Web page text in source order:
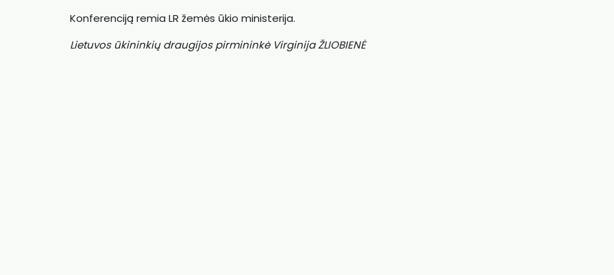
Konferenciją remia LR žemės ūkio ministerija.
Lietuvos ūkininkių draugijos pirmininkė Virginija ŽLIOBIENĖ